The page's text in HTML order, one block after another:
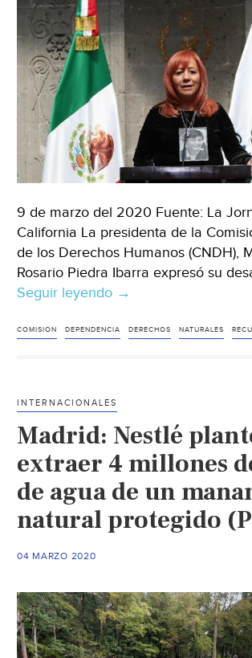
9 de marzo del 2020 Fuente: La
California La presidenta de la
de los Derechos Humanos (CNDH),
Rosario Piedra Ibarra expresó su
Seguir leyendo Tijuana:
desacuerdo
para
decidir
sobre
instalación
de
Constellation
Baja
California)
→
COMISION DEPENDENCIA DERECHOS NATURALES
INTERNACIONALES
Madrid: Nestlé
extraer 4 millones
de agua de un
natural protegido
04 MARZO 2020